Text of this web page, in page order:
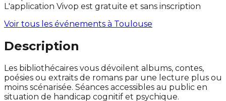
L'application Vivop est gratuite et sans inscription
Voir tous les événements à Toulouse
Description
Les bibliothécaires vous dévoilent albums, contes,
poésies ou extraits de romans par une lecture plus ou
moins scénarisée. Séances accessibles au public en
situation de handicap cognitif et psychique.